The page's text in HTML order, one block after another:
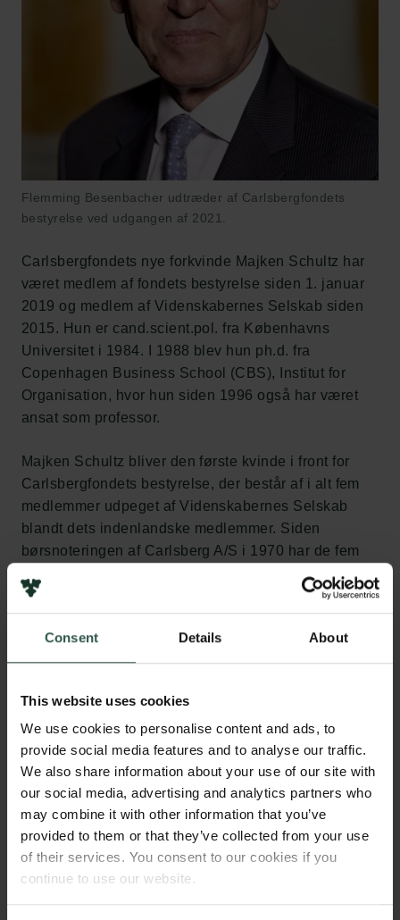
Consent Details About
This website uses cookies
We use cookies to personalise content and ads, to
provide social media features and to analyse our traffic.
We also share information about your use of our site with
our social media, advertising and analytics partners who
may combine it with other information that you’ve
provided to them or that they’ve collected from your use
of their services. You consent to our cookies if you
continue to use our website.
Flemming Besenbacher udtræder af Carlsbergfondets
bestyrelse ved udgangen af 2021.
Carlsbergfondets nye forkvinde Majken Schultz har
været medlem af fondets bestyrelse siden 1. januar
2019 og medlem af Videnskabernes Selskab siden
2015. Hun er cand.scient.pol. fra Københavns
Universitet i 1984. I 1988 blev hun ph.d. fra
Copenhagen Business School (CBS), Institut for
Organisation, hvor hun siden 1996 også har været
ansat som professor.
Majken Schultz bliver den første kvinde i front for
Carlsbergfondets bestyrelse, der består af i alt fem
medlemmer udpeget af Videnskabernes Selskab
blandt dets indenlandske medlemmer. Siden
børsnoteringen af Carlsberg A/S i 1970 har de fem
medlemmer af Carlsbergfondets bestyrelse per
tradition også været medlemmer af bestyrelsen i
Carlsberg A/S.
”Carlsbergfondets bestyrelse vil gerne takke
engagement, som han har lagt i Carlsbergfondet
gennem årene. Jeg ser meget frem til sammen med
mine kollegaer i bestyrelsen at modernisere fondet
yderligere via etablering af effektiv peer review,
styrkelse af kontrolprocesser og udvikling af fondets
virkemidler i lyset af de seneste års højere
uddelingskapacitet. Alt sammen baseret på fondets
stærke værdier og eksisterende strategi til gavn for
dansk forskning og det danske samfund. I den
kommende tid vil jeg sammen med den øvrige